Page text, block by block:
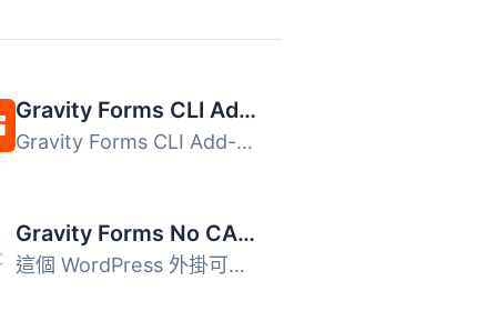
Gravity Forms CLI Add-On
Gravity Forms CLI Add-On 讓 WP-CLI 使用者能夠在命令列中管...
Gravity Forms No CAPTCHA reCAPTCHA
這個 WordPress 外掛可以在 Gravity Forms 表單建構器中新增...